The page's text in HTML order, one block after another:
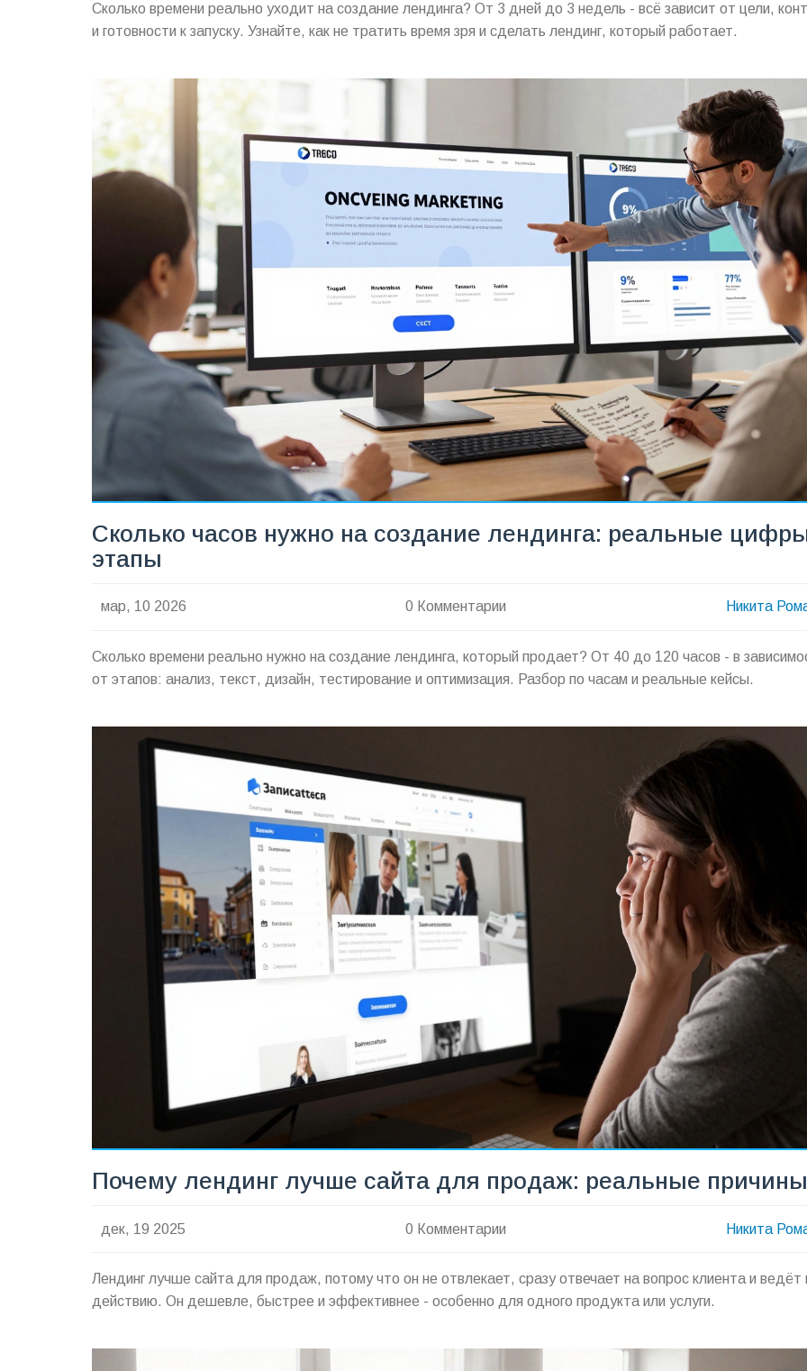
Сколько времени реально уходит на создание лендинга? От 3 дней до 3 недель - всё зависит от цели,
и готовности к запуску. Узнайте, как не тратить время зря и сделать лендинг, который работает.
Сколько часов нужно на создание лендинга: реальные
этапы
мар, 10 2026 0 Комментарии Никита
Сколько времени реально нужно на создание лендинга, который продает? От 40 до 120 часов - в
от этапов: анализ, текст, дизайн, тестирование и оптимизация. Разбор по часам и реальные кейсы.
Почему лендинг лучше сайта для продаж: реальные причины
дек, 19 2025 0 Комментарии Никита
Лендинг лучше сайта для продаж, потому что он не отвлекает, сразу отвечает на вопрос клиента и ведёт
действию. Он дешевле, быстрее и эффективнее - особенно для одного продукта или услуги.